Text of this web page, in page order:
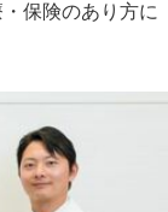
保険のあり方に